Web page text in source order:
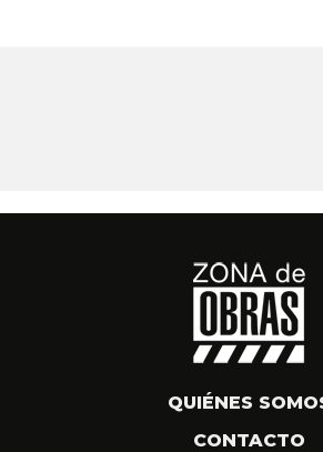
QUIÉNES
CONTACTO